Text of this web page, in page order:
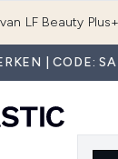
de hoofdinhoud
LF Beauty Plus+
| CODE: